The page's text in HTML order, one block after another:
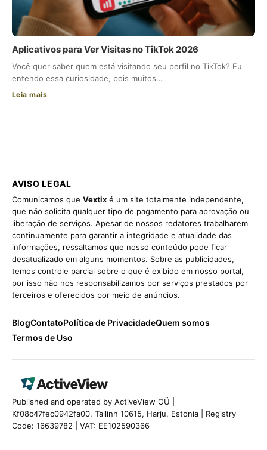
Aplicativos para Ver Visitas no TikTok 2026
Você quer saber quem está visitando seu perfil no TikTok? Eu
entendo essa curiosidade, pois muitos…
Leia mais
AVISO LEGAL
Comunicamos que Vextix é um site totalmente independente,
que não solicita qualquer tipo de pagamento para aprovação ou
liberação de serviços. Apesar de nossos redatores trabalharem
continuamente para garantir a integridade e atualidade das
informações, ressaltamos que nosso conteúdo pode ficar
desatualizado em alguns momentos. Sobre as publicidades,
temos controle parcial sobre o que é exibido em nosso portal,
por isso não nos responsabilizamos por serviços prestados por
terceiros e oferecidos por meio de anúncios.
BlogContatoPolítica de PrivacidadeQuem somos
Termos de Uso
Published and operated by ActiveView OÜ |
Kf08c47fec0942fa00, Tallinn 10615, Harju, Estonia | Registry
Code: 16639782 | VAT: EE102590366